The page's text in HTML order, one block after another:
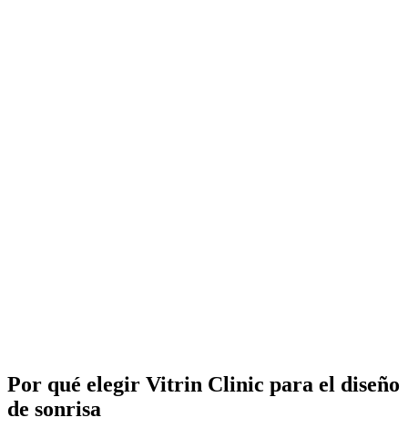
Por qué elegir Vitrin Clinic para el diseño
de sonrisa